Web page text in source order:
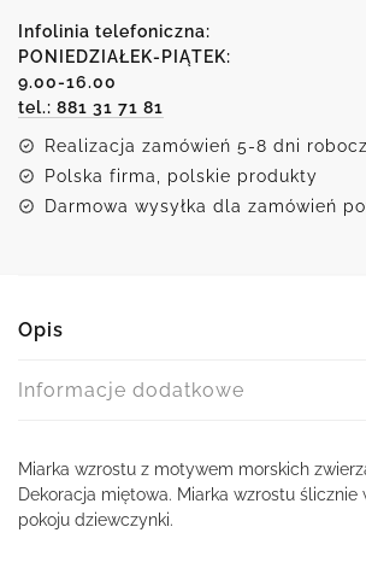
wzrostu
z
syrenką
Infolinia telefoniczna:
PONIEDZIAŁEK-PIĄTEK:
9.00-16.00
tel.: 881 31 71 81
Realizacja zamówień 5-8 dni
Polska firma, polskie produkty
Darmowa wysyłka dla zamówień
Opis
Informacje dodatkowe
Miarka wzrostu z motywem morskich
Dekoracja miętowa. Miarka wzrostu
pokoju dziewczynki.